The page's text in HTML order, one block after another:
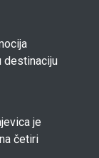
destinaciju
je
četiri